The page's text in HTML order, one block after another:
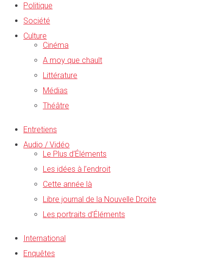
Politique
Société
Culture
Cinéma
A moy que chault
Littérature
Médias
Théâtre
Entretiens
Audio / Vidéo
Le Plus d’Éléments
Les idées à l’endroit
Cette année là
Libre journal de la Nouvelle Droite
Les portraits d’Éléments
International
Enquêtes